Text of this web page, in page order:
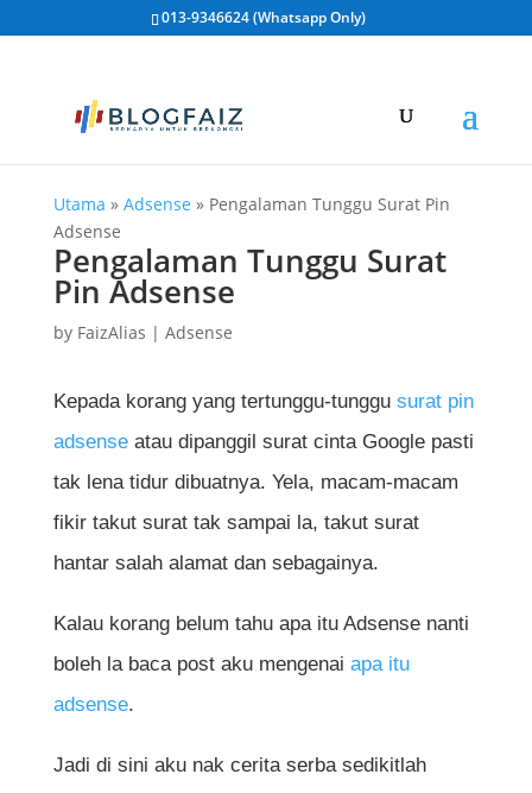
013-9346624 (Whatsapp Only)
Utama » Adsense » Pengalaman Tunggu Surat Pin
Adsense
Pengalaman Tunggu Surat
Pin Adsense
by FaizAlias | Adsense
Kepada korang yang tertunggu-tunggu surat pin
adsenseatau dipanggil surat cinta Google pasti
tak lena tidur dibuatnya. Yela, macam-macam
fikir takut surat tak sampai la, takut surat
hantar salah alamat dan sebagainya.
Kalau korang belum tahu apa itu Adsense nanti
boleh la baca post aku mengenai apa itu
adsense.
Jadi di sini aku nak cerita serba sedikitlah